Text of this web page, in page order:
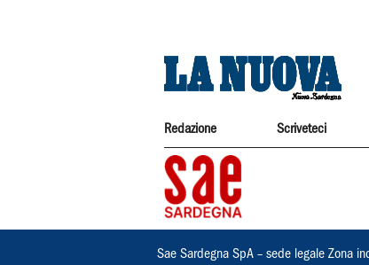
Redazione Scriveteci
Sae Sardegna SpA – sede legale Zona